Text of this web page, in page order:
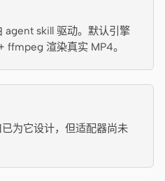
agent skill 驱动。默认引擎
渲染真实 MP4。
为它设计，但适配器尚未